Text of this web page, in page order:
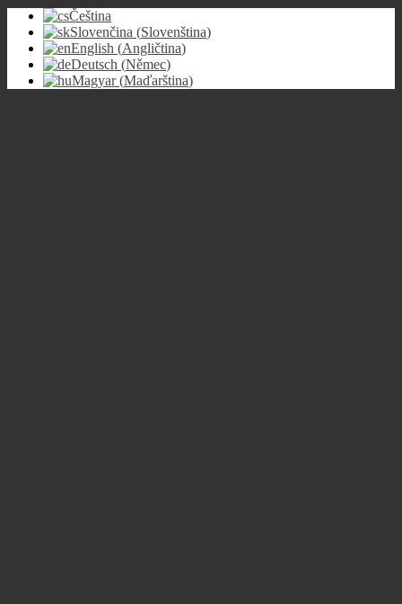
Čeština
Slovenčina (Slovenština)
English (Angličtina)
Deutsch (Němec)
Magyar(Maďarština)